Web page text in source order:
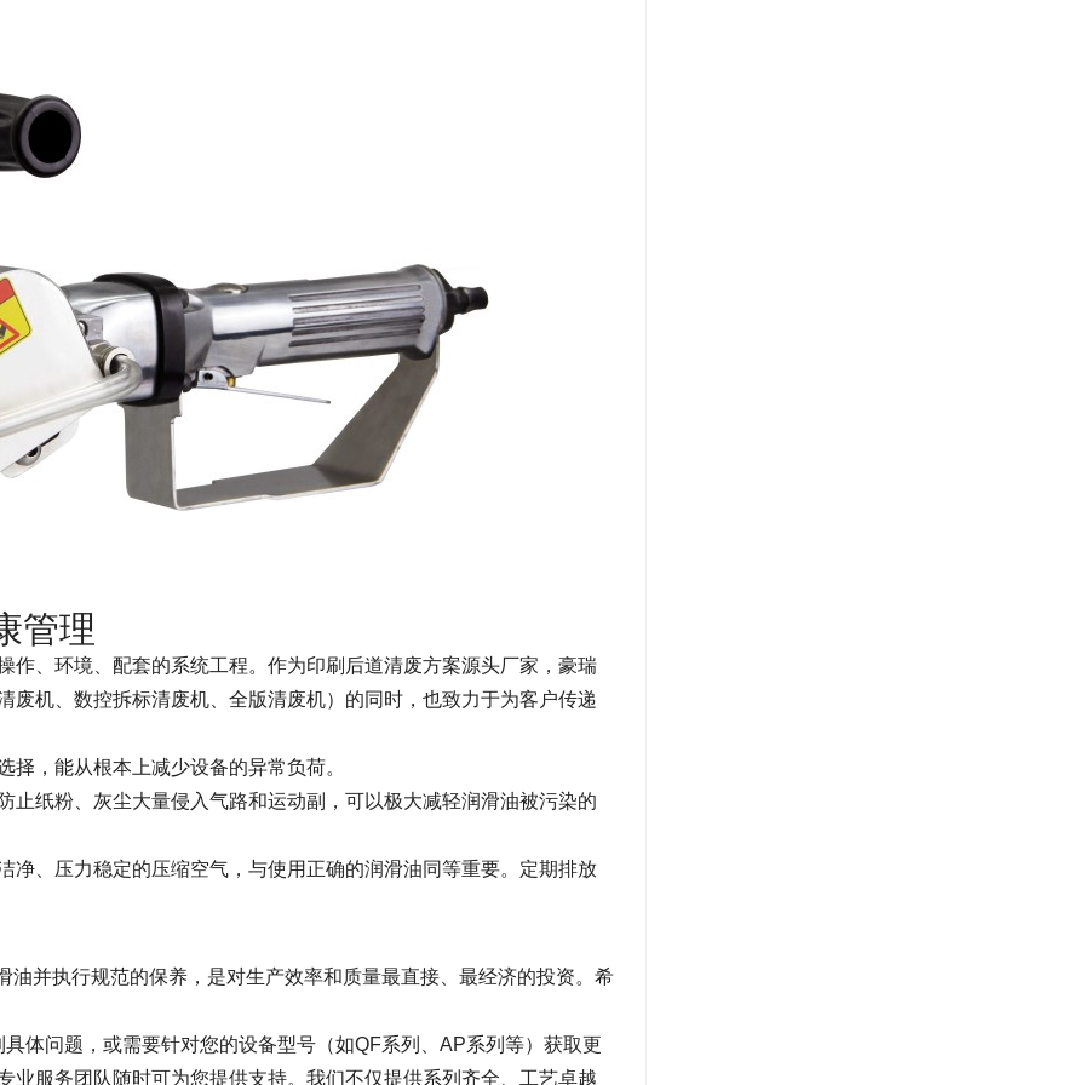
管理
作、环境、配套的系统工程。作为印刷后道清废方案源头厂家，豪瑞
废机、数控拆标清废机、全版清废机）的同时，也致力于为客户传递
，能从根本上减少设备的异常负荷。
止纸粉、灰尘大量侵入气路和运动副，可以极大减轻润滑油被污染的
净、压力稳定的压缩空气，与使用正确的润滑油同等重要。定期排放
油并执行规范的保养，是对生产效率和质量最直接、最经济的投资。希
体问题，或需要针对您的设备型号（如QF系列、AP系列等）获取更
业服务团队随时可为您提供支持。我们不仅提供系列齐全、工艺卓越